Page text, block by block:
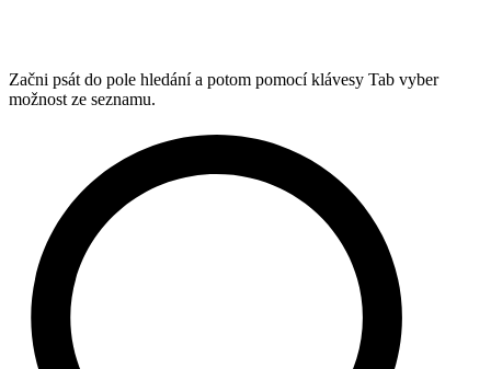
Začni psát do pole hledání a potom pomocí klávesy Tab vyber
možnost ze seznamu.